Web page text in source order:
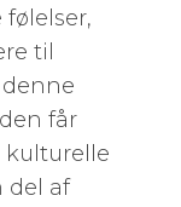
til
får
kulturelle
del af